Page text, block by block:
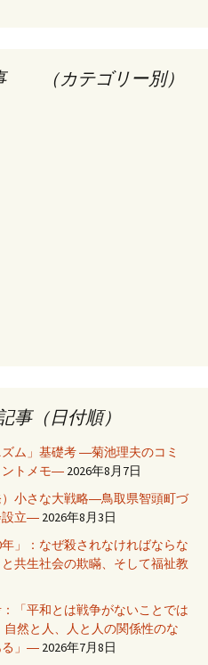
（カテゴリー別）
事（日付順）
ム」基礎考 ―菊池理夫のコミ
ントメモ― 2026年8月7日
小さな大戦略―鳥取県智頭町づ
設立― 2026年8月3日
」：なぜ殺されなければならな
共生社会の欺瞞、そして福祉教
「平和とは戦争がないことでは
然と人、人と人の関係性のな
る」― 2026年7月8日